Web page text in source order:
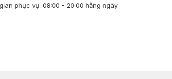
phục vụ: 08:00 - 20:00 hằng ngày